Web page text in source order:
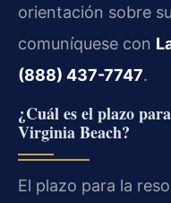
orientación sobre
comuníquese con
(888) 437-7747.
¿Cuál es el plazo
Virginia Beach?
El plazo para la